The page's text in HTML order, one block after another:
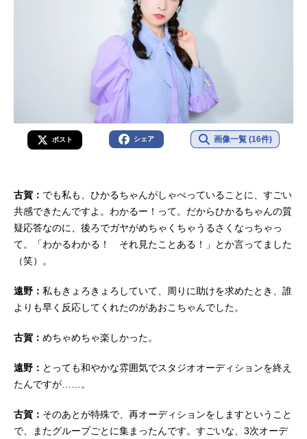
ポスト シェア 画像一覧 (16件)
古賀： でも私も、ひかるちゃんがしゃべっていることに、すごい
共感できたんですよ。わかるー！って。だからひかるちゃんの質
疑応答なのに、後ろでガヤがめちゃくちゃうるさくなっちゃっ
て。「わかるわかる！ それ見たことある！」とか言ってました
（笑）。
遠野： 私もきょろきょろしていて、周りに助けを求めたとき、誰
よりも早く反応してくれたのがあおこちゃんでした。
古賀： めちゃめちゃ楽しかった。
遠野： とっても和やかな雰囲気でスタジオオーディションを終え
たんですが……。
古賀： そのあとが特殊で、再オーディションをしますということ
で、またグループごとに集まったんです。すごいな、3次オーデ